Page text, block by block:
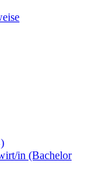
in (Bachelor